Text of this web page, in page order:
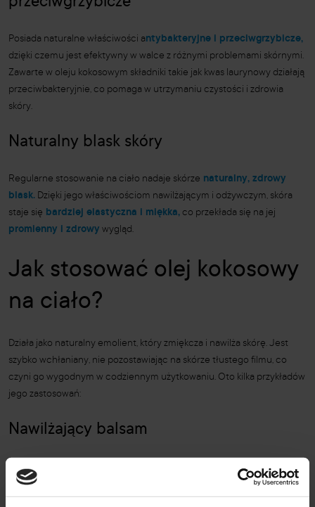
Posiada naturalne właściwości antybakteryjne i przeciwgrzybicze,
dzięki czemu jest efektywny w walce z różnymi problemami skórnymi.
Zawarte w oleju kokosowym składniki takie jak kwas laurynowy działają
przeciwbakteryjnie, co pomaga w utrzymaniu czystości i zdrowia
skóry.
Naturalny blask skóry
Regularne stosowanie na ciało nadaje skórze naturalny, zdrowy
blask. Dzięki jego właściwościom nawilżającym i odżywczym, skóra
staje się bardziej elastyczna i miękka, co przekłada się na jej
promienny i zdrowy wygląd.
Jak stosować olej kokosowy
na ciało?
Działa jako naturalny emolient, który zmiękcza i nawilża skórę. Jest
szybko wchłaniany, nie pozostawiając na skórze tłustego filmu, co
czyni go wygodnym w codziennym użytkowaniu. Oto kilka przykładów
jego zastosowań:
Nawilżający balsam
Po kąpieli, nałóż produkt z kokosem na wilgotną skórę, aby zapewnić
jej głębokie nawilżenie i miękkość. Dodatkowo olej kokosowy pomaga
również w łagodzeniu podrażnień i zapobieganiu stanom